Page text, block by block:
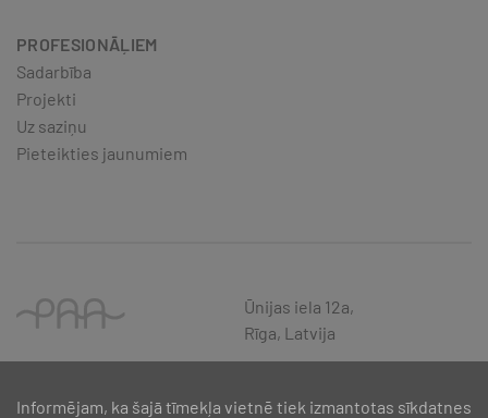
PROFESIONĀĻIEM
Sadarbība
Projekti
Uz saziņu
Pieteikties jaunumiem
Ūnijas iela 12a,
Rīga, Latvija
Informējam, ka šajā tīmekļa vietnē tiek izmantotas sīkdatnes